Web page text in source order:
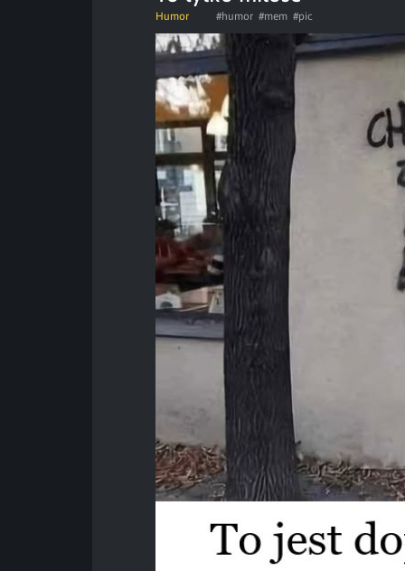
Humor #humor #mem #pic